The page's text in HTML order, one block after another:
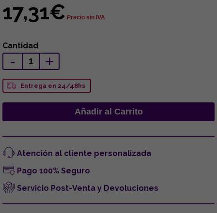
17,31€ Precio sin IVA
Cantidad
- +
Entrega en 24/48hs
Atención al cliente personalizada
Pago 100% Seguro
Servicio Post-Venta y Devoluciones